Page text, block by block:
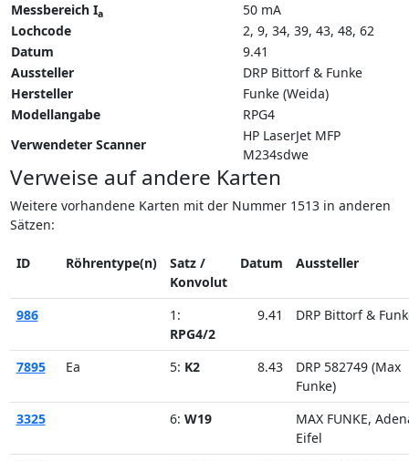
Messbereich Ia
50 mA
Lochcode
2, 9, 34, 39, 43, 48, 62
Datum
9.41
Aussteller
DRP Bittorf & Funke
Hersteller
Funke (Weida)
Modellangabe
RPG4
Verwendeter Scanner
HP LaserJet MFP
M234sdwe
Verweise auf andere Karten
Weitere vorhandene Karten mit der Nummer 1513 in anderen
Sätzen:
ID Röhrentype(n)
Satz /
Konvolut
Datum Aussteller
986
1:
RPG4/2
9.41 DRP Bittorf &
7895 Ea 5: K2 8.43
DRP 582749 (Max
Funke)
3325
6: W19
MAX FUNKE,
Eifel